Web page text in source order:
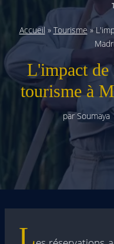
Accueil » Tourisme »
L'impact
tourisme à
parSoumaya
L